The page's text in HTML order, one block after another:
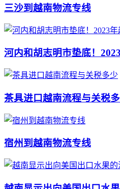
三沙到越南物流专线
河内和胡志明市垫底！
茶具进口越南流程与关税
宿州到越南物流专线